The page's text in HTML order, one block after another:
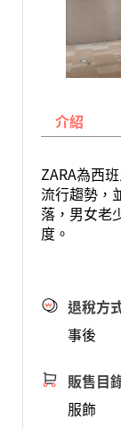
介紹
ZARA為西
流行趨勢，
落，男女老
度。
退稅方
事後
販售目
服飾